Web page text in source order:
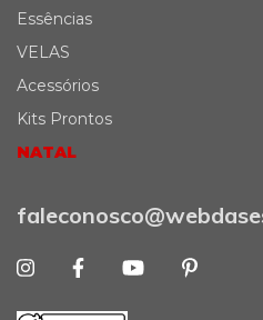
Essências
VELAS
Acessórios
Kits Prontos
NATAL